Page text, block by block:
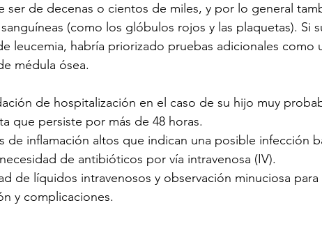
ser de decenas o cientos de miles, y por lo general
(como los glóbulos rojos y las plaquetas). Si
leucemia, habría priorizado pruebas adicionales como
médula ósea.
de hospitalización en el caso de su hijo muy
que persiste por más de 48 horas.
de inflamación altos que indican una posible infección
de antibióticos por vía intravenosa (IV).
de líquidos intravenosos y observación minuciosa
y complicaciones.